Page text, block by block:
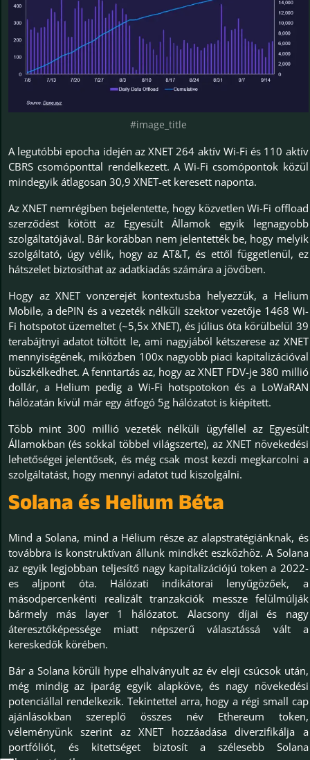
#image_title
A legutóbbi epocha idején az XNET 264 aktív Wi-Fi és 110 aktív
CBRS csomóponttal rendelkezett. A Wi-Fi csomópontok közül
mindegyik átlagosan 30,9 XNET-et keresett naponta.
Az XNET nemrégiben bejelentette, hogy közvetlen Wi-Fi offload
szerződést kötött az Egyesült Államok egyik legnagyobb
szolgáltatójával. Bár korábban nem jelentették be, hogy melyik
szolgáltató, úgy vélik, hogy az AT&T, és ettől függetlenül, ez
hátszelet biztosíthat az adatkiadás számára a jövőben.
Hogy az XNET vonzerejét kontextusba helyezzük, a Helium
Mobile, a dePIN és a vezeték nélküli szektor vezetője 1468 Wi-
Fi hotspotot üzemeltet (~5,5x XNET), és július óta körülbelül 39
terabájtnyi adatot töltött le, ami nagyjából kétszerese az XNET
mennyiségének, miközben 100x nagyobb piaci kapitalizációval
büszkélkedhet. A fenntartás az, hogy az XNET FDV-je 380 millió
dollár, a Helium pedig a Wi-Fi hotspotokon és a LoWaRAN
hálózatán kívül már egy átfogó 5g hálózatot is kiépített.
Több mint 300 millió vezeték nélküli ügyféllel az Egyesült
Államokban (és sokkal többel világszerte), az XNET növekedési
lehetőségei jelentősek, és még csak most kezdi megkarcolni a
szolgáltatást, hogy mennyi adatot tud kiszolgálni.
Solana és Helium Béta
Mind a Solana, mind a Hélium része az alapstratégiánknak, és
továbbra is konstruktívan állunk mindkét eszközhöz. A Solana
az egyik legjobban teljesítő nagy kapitalizációjú token a 2022-
es aljpont óta. Hálózati indikátorai lenyűgözőek, a
másodpercenkénti realizált tranzakciók messze felülmúlják
bármely más layer 1 hálózatot. Alacsony díjai és nagy
áteresztőképessége miatt népszerű választássá vált a
kereskedők körében.
Bár a Solana körüli hype elhalványult az év eleji csúcsok után,
még mindig az iparág egyik alapköve, és nagy növekedési
potenciállal rendelkezik. Tekintettel arra, hogy a régi small cap
ajánlásokban szereplő összes név Ethereum token,
véleményünk szerint az XNET hozzáadása diverzifikálja a
portfóliót, és kitettséget biztosít a szélesebb Solana